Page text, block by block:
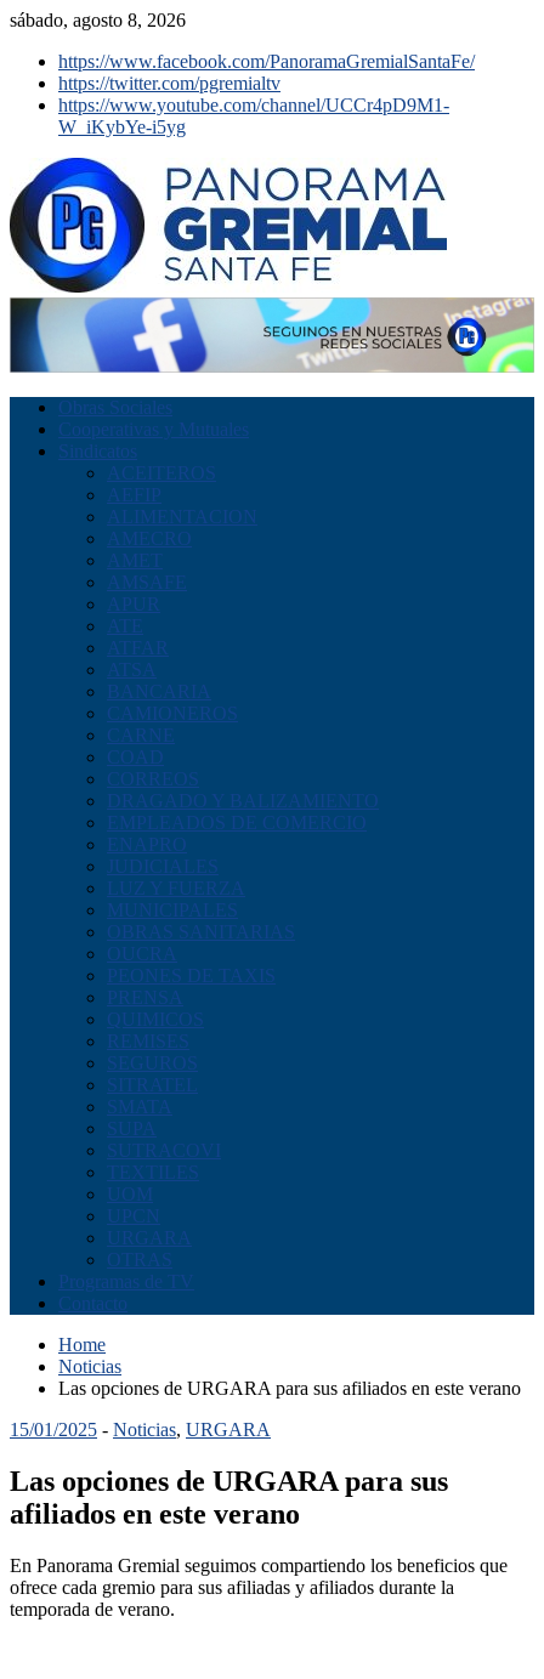
sábado, agosto 8, 2026
https://www.facebook.com/PanoramaGremialSantaFe/
https://twitter.com/pgremialtv
https://www.youtube.com/channel/UCCr4pD9M1-
W_iKybYe-i5yg
Obras Sociales
Cooperativas y Mutuales
Sindicatos
ACEITEROS
AEFIP
ALIMENTACION
AMECRO
AMET
AMSAFE
APUR
ATE
ATFAR
ATSA
BANCARIA
CAMIONEROS
CARNE
COAD
CORREOS
DRAGADO Y BALIZAMIENTO
EMPLEADOS DE COMERCIO
ENAPRO
JUDICIALES
LUZ Y FUERZA
MUNICIPALES
OBRAS SANITARIAS
OUCRA
PEONES DE TAXIS
PRENSA
QUIMICOS
REMISES
SEGUROS
SITRATEL
SMATA
SUPA
SUTRACOVI
TEXTILES
UOM
UPCN
URGARA
OTRAS
Programas de TV
Contacto
Home
Noticias
Las opciones de URGARA para sus afiliados en este verano
15/01/2025 - Noticias, URGARA
Las opciones de URGARA para sus
afiliados en este verano
En Panorama Gremial seguimos compartiendo los beneficios que
ofrece cada gremio para sus afiliadas y afiliados durante la
temporada de verano.